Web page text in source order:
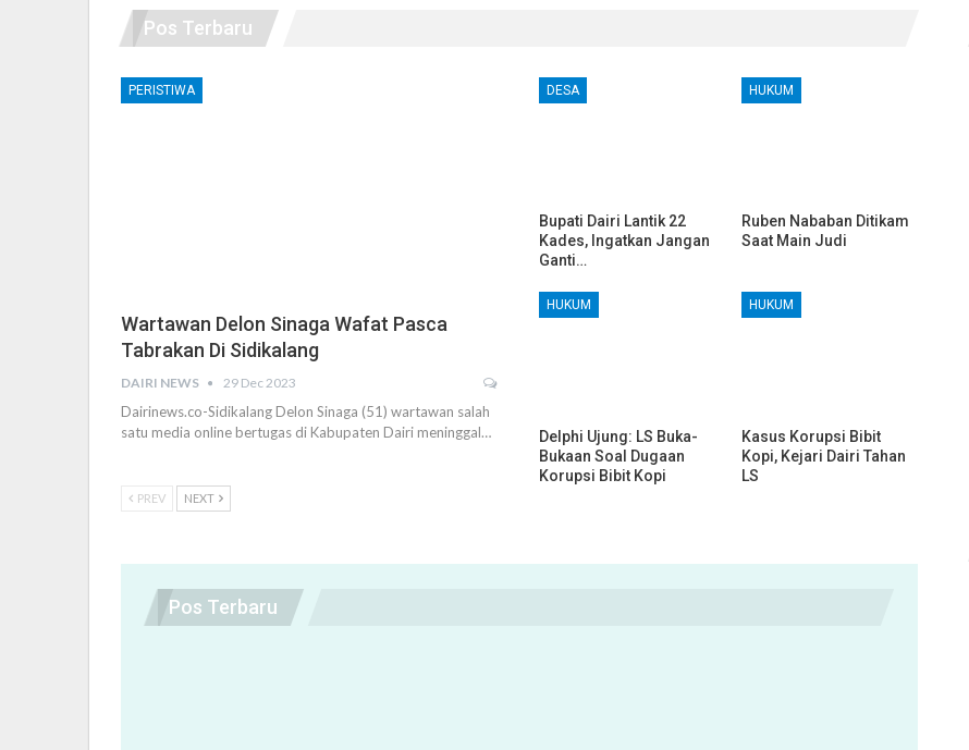
Pos Terbaru
PERISTIWA
Wartawan Delon Sinaga Wafat Pasca
Tabrakan Di Sidikalang
DAIRI NEWS 29 Dec 2023
Dairinews.co-Sidikalang Delon Sinaga (51) wartawan salah
satu media online bertugas di Kabupaten Dairi meninggal…
DESA
Bupati Dairi Lantik 22
Kades, Ingatkan Jangan
Ganti…
HUKUM
Ruben Nababan Ditikam
Saat Main Judi
HUKUM
Delphi Ujung: LS Buka-
Bukaan Soal Dugaan
Korupsi Bibit Kopi
HUKUM
Kasus Korupsi Bibit
Kopi, Kejari Dairi Tahan
LS
PREV NEXT
Pos Terbaru